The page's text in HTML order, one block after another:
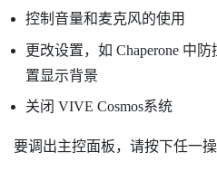
控制音量和麦克风的使用
更改设置，如 Chaperone中防
置显示背景
关闭 VIVE Cosmos系统
要调出主控面板，请按下任一